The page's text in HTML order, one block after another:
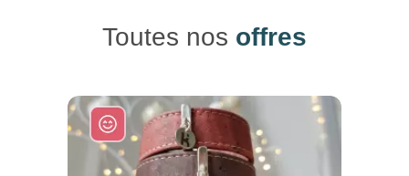
Toutes nos offres